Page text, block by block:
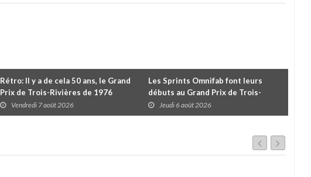
Rétro: Il y a de cela 50 ans, le Grand
Prix de Trois-Rivières de 1976
Vendredi 7 août 2026
Les Sprints Omnifab font leurs
débuts au Grand Prix de Trois-
Rivières avec un format inspiré de
Daytona
Jeudi 6 août 2026